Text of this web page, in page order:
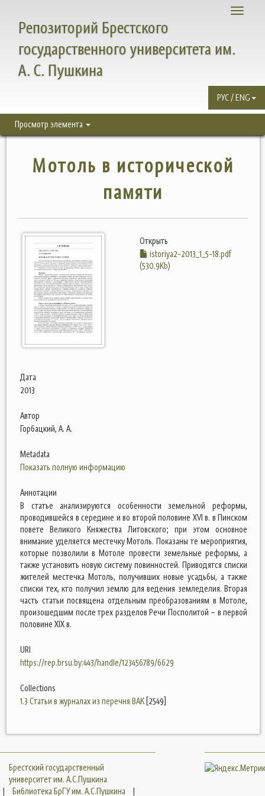
Toggle
Репозиторий Брестского
государственного университета им.
А. С. Пушкина
РУС / ENG
Просмотр элемента
Мотоль в исторической
памяти
Открыть
istoriya2-2013_1_5-18.pdf
(530.9Kb)
Дата
2013
Автор
Горбацкий, А. А.
Metadata
Показать полную информацию
Аннотации
В статье анализируются особенности земельной реформы,
проводившейся в середине и во второй половине XVI в. в Пинском
повете Великого Княжества Литовского; при этом основное
внимание уделяется местечку Мотоль. Показаны те мероприятия,
которые позволили в Мотоле провести земельные реформы, а
также установить новую систему повинностей. Приводятся списки
жителей местечка Мотоль, получивших новые усадьбы, а также
списки тех, кто получил землю для ведения земледелия. Вторая
часть статьи посвящена отдельным преобразованиям в Мотоле,
произошедшим после трех разделов Речи Посполитой – в первой
половине XIX в.
URI
https://rep.brsu.by:443/handle/123456789/6629
Collections
1.3 Статьи в журналах из перечня ВАК [2549]
Брестский государственный
университет им. А.С.Пушкина
|
Библиотека БрГУ им. А.С.Пушкина |